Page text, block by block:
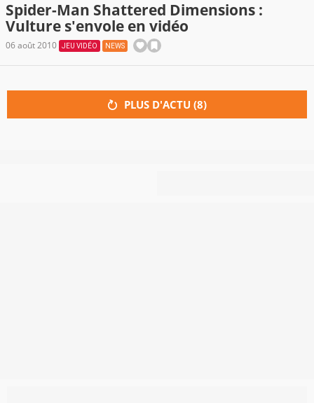
Spider-Man Shattered Dimensions :
Vulture s'envole en vidéo
06 août 2010 JEU VIDÉO NEWS
PLUS D'ACTU (8)